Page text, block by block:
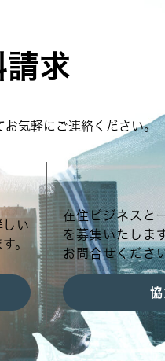
請求
気軽にご連絡ください。
い
。
在住ビジネスと
を募集いたしま
お問合せくださ